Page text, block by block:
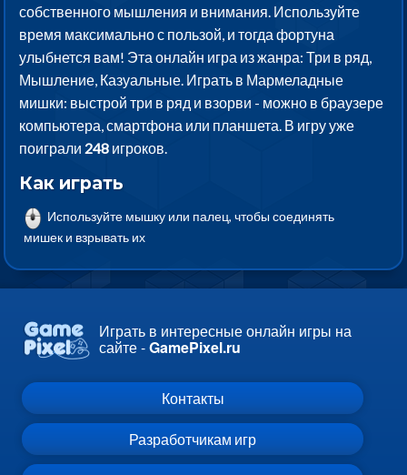
собственного мышления и внимания. Используйте
время максимально с пользой, и тогда фортуна
улыбнется вам! Эта онлайн игра из жанра: Три в ряд,
Мышление, Казуальные. Играть в Мармеладные
мишки: выстрой три в ряд и взорви - можно в браузере
компьютера, смартфона или планшета. В игру уже
поиграли 248 игроков.
Как играть
Используйте мышку или палец, чтобы соединять
мишек и взрывать их
Играть в интересные онлайн игры на
сайте -GamePixel.ru
Контакты
Разработчикам игр